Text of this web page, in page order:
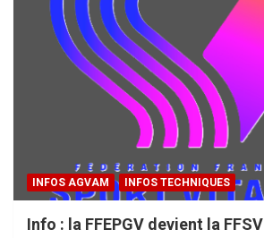
INFOS AGVAM INFOS TECHNIQUES
Info : la FFEPGV devient la FFSV